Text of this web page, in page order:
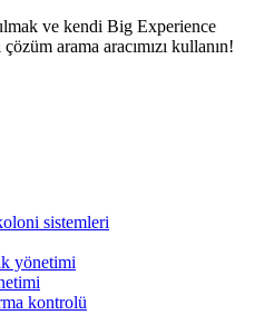
ve kendi Big Experience
arama aracımızı kullanın!
sistemleri
yönetimi
kontrolü